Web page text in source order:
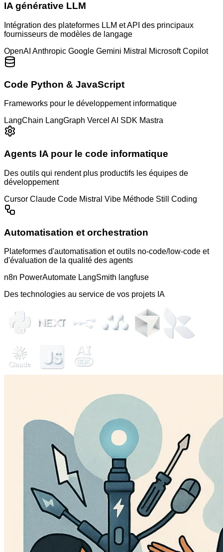
IA générative LLM
Intégration des plateformes LLM et API des principaux
fournisseurs de modèles de langage
OpenAI Anthropic Google Gemini Mistral Microsoft Copilot
Code Python & JavaScript
Frameworks pour le développement informatique
LangChain LangGraph Vercel AI SDK Mastra
Agents IA pour le code informatique
Des outils qui rendent plus productifs les équipes de
développement
Cursor Claude Code Mistral Vibe Méthode Still Coding
Automatisation et orchestration
Plateformes d'automatisation et outils no-code/low-code et
d'évaluation de la qualité des agents
n8n PowerAutomate LangSmith langfuse
Des technologies au service de vos projets IA